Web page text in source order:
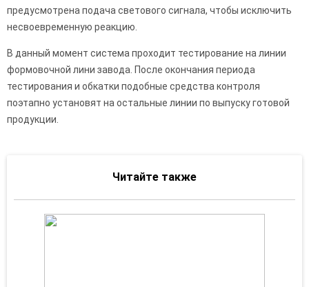
предусмотрена подача светового сигнала, чтобы исключить
несвоевременную реакцию.
В данный момент система проходит тестирование на линии
формовочной лини завода. После окончания периода
тестирования и обкатки подобные средства контроля
поэтапно установят на остальные линии по выпуску готовой
продукции.
Читайте также